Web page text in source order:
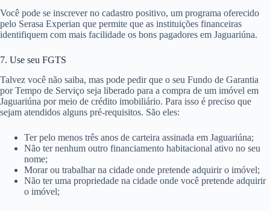
Você pode se inscrever no cadastro positivo, um programa oferecido
pelo Serasa Experian que permite que as instituições financeiras
identifiquem com mais facilidade os bons pagadores em Jaguariúna.
7. Use seu FGTS
Talvez você não saiba, mas pode pedir que o seu Fundo de Garantia
por Tempo de Serviço seja liberado para a compra de um imóvel em
Jaguariúna por meio de crédito imobiliário. Para isso é preciso que
sejam atendidos alguns pré-requisitos. São eles:
Ter pelo menos três anos de carteira assinada em Jaguariúna;
Não ter nenhum outro financiamento habitacional ativo no seu
nome;
Morar ou trabalhar na cidade onde pretende adquirir o imóvel;
Não ter uma propriedade na cidade onde você pretende adquirir
o imóvel;